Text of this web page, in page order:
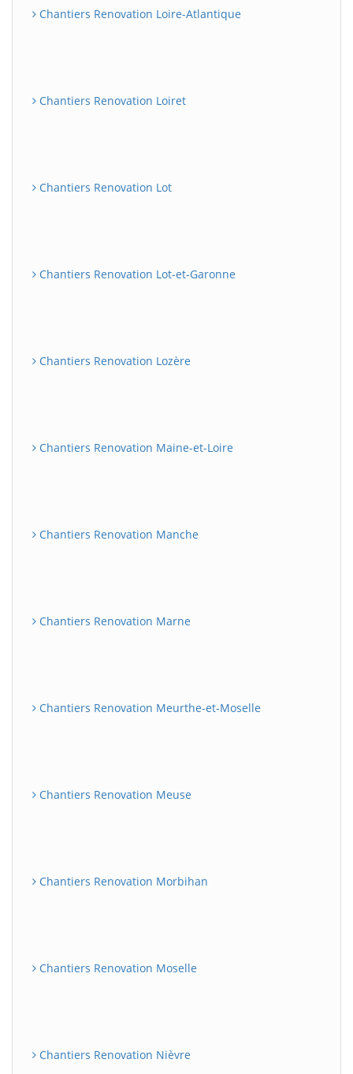
Chantiers Renovation Loire-Atlantique
Chantiers Renovation Loiret
Chantiers Renovation Lot
Chantiers Renovation Lot-et-Garonne
Chantiers Renovation Lozère
Chantiers Renovation Maine-et-Loire
Chantiers Renovation Manche
Chantiers Renovation Marne
Chantiers Renovation Meurthe-et-Moselle
Chantiers Renovation Meuse
Chantiers Renovation Morbihan
Chantiers Renovation Moselle
Chantiers Renovation Nièvre